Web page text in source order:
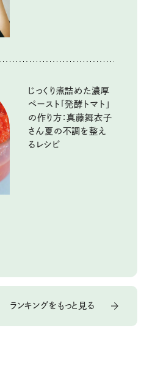
じっくり煮詰めた濃厚
ペースト「発酵トマト」
の作り方：真藤舞衣子
さん夏の不調を整え
るレシピ
ランキングをもっと見る